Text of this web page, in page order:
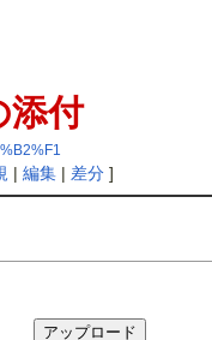
付
|編集 | 差分 ]